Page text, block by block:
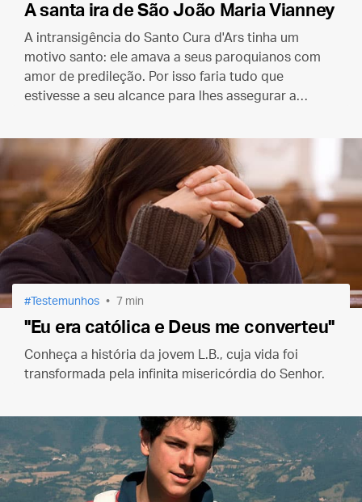
A santa ira de São João Maria Vianney
A intransigência do Santo Cura d'Ars tinha um
motivo santo: ele amava a seus paroquianos com
amor de predileção. Por isso faria tudo que
estivesse a seu alcance para lhes assegurar a
Testemunhos 7 min
"Eu era católica e Deus me converteu"
Conheça a história da jovem L.B., cuja vida foi
transformada pela infinita misericórdia do Senhor.